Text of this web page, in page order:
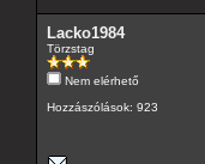
Lacko1984
Törzstag
Nem elérhető
Hozzászólások: 923